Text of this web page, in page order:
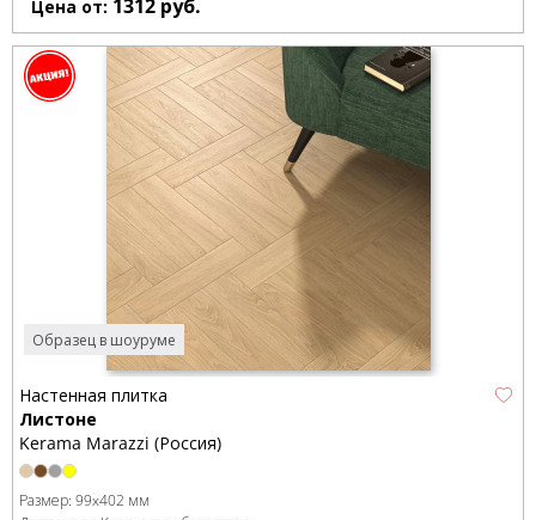
Цена от: 1312 руб.
Образец в шоуруме
Настенная плитка
Листоне
Kerama Marazzi (Россия)
Размер: 99x402 мм